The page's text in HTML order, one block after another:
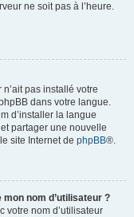
ne soit pas à l’heure.
pas installé votre
dans votre langue.
d’installer la langue
partager une nouvelle
site Internet de phpBB®.
nom d’utilisateur ?
votre nom d’utilisateur